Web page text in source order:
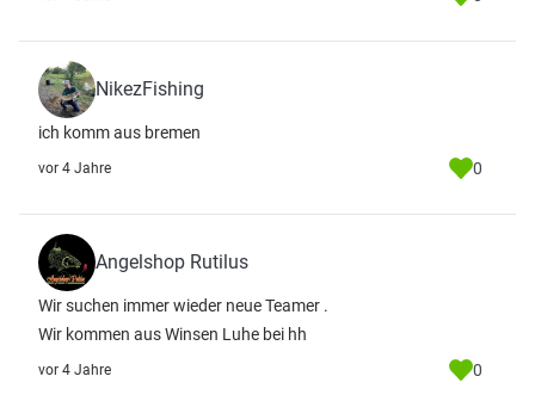
NikezFishing
ich komm aus bremen
vor 4 Jahre 0
Angelshop Rutilus
Wir suchen immer wieder neue Teamer .
Wir kommen aus Winsen Luhe bei hh
vor 4 Jahre 0